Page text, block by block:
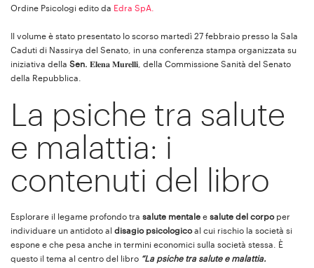
Ordine Psicologi edito da Edra SpA.
Il volume è stato presentato lo scorso martedì 27 febbraio presso la Sala
Caduti di Nassirya del Senato, in una conferenza stampa organizzata su
iniziativa della Sen. 𝐄𝐥𝐞𝐧𝐚 𝐌𝐮𝐫𝐞𝐥𝐥𝐢, della Commissione Sanità del Senato
della Repubblica.
La psiche tra salute
e malattia: i
contenuti del libro
Esplorare il legame profondo tra salute mentale e salute del corpoper
individuare un antidoto al disagio psicologicoal cui rischio la società si
espone e che pesa anche in termini economici sulla società stessa. È
questo il tema al centro del libro “La psiche tra salute e malattia.